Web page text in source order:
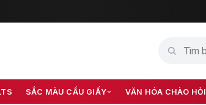
SẮC MÀU CẦU GIẤY VĂN HÓA CHÀO HỎI